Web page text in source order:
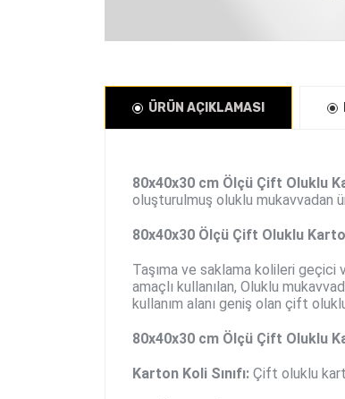
ÜRÜN AÇIKLAMASI
80x40x30 cm Ölçü Çift Oluklu
oluşturulmuş oluklu mukavvadan
80x40x30 Ölçü Çift Oluklu
Taşıma ve saklama kolileri geçici
amaçlı kullanılan, Oluklu
kullanım alanı geniş olan çift
80x40x30 cm Ölçü Çift Oluklu
Karton Koli Sınıfı: Çift oluklu